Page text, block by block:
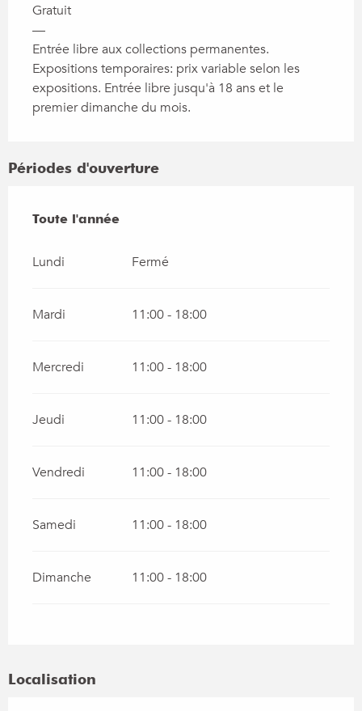
Gratuit
—
Entrée libre aux collections permanentes.
Expositions temporaires: prix variable selon les
expositions. Entrée libre jusqu'à 18 ans et le
premier dimanche du mois.
Périodes d'ouverture
Toute l'année
Toute l'année
Lundi Fermé
Mardi 11:00 - 18:00
Mercredi 11:00 - 18:00
Jeudi 11:00 - 18:00
Vendredi 11:00 - 18:00
Samedi 11:00 - 18:00
Dimanche 11:00 - 18:00
Localisation